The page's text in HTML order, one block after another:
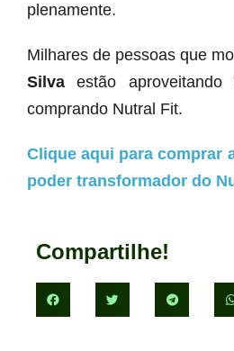
plenamente.
Milhares de pessoas que
Silva estão
comprando Nutral Fit.
Clique aqui para comprar
poder transformador do
Compartilhe!